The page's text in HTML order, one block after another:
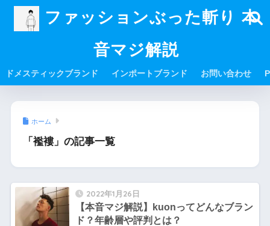
ファッションぶった斬り 本
音マジ解説
ドメスティックブランド インポートブランド お問い合わせ
ホーム
「襤褸」の記事一覧
2022年1月26日
【本音マジ解説】kuonってどんなブラン
ド？年齢層や評判とは？